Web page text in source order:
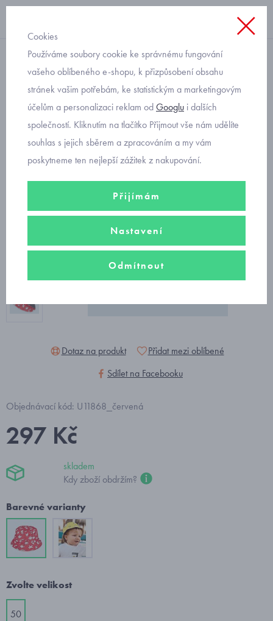
letní
letní dětský klobouk s UV
filtrem červený Mayoral
10406-65
Dotaz na produkt
Přidat mezi oblíbené
Sdílet na Facebooku
Objednávací kód: U11868_červená
297 Kč
skladem
Kdy zboží obdržím?
Barevné varianty
Zvolte velikost
50
Cookies
Používáme soubory cookie ke správnému fungování
vašeho oblíbeného e-shopu, k přizpůsobení obsahu
stránek vašim potřebám, ke statistickým a marketingovým
účelům a personalizaci reklam odGooglu i dalších
společností. Kliknutím na tlačítko Přijmout vše nám udělíte
souhlas s jejich sběrem a zpracováním a my vám
poskytneme ten nejlepší zážitek z nakupování.
Přijímám
Nastavení
Odmítnout